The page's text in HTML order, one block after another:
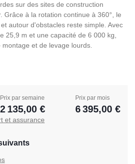
sur des sites de construction
Grâce à la rotation continue à 360°, le
autour d'obstacles reste simple. Avec
25,9 m et une capacité de 6 000 kg,
et de levage lourds.
Prix par semaine
2 135,00 €
Prix par mois
6 395,00 €
et assurance